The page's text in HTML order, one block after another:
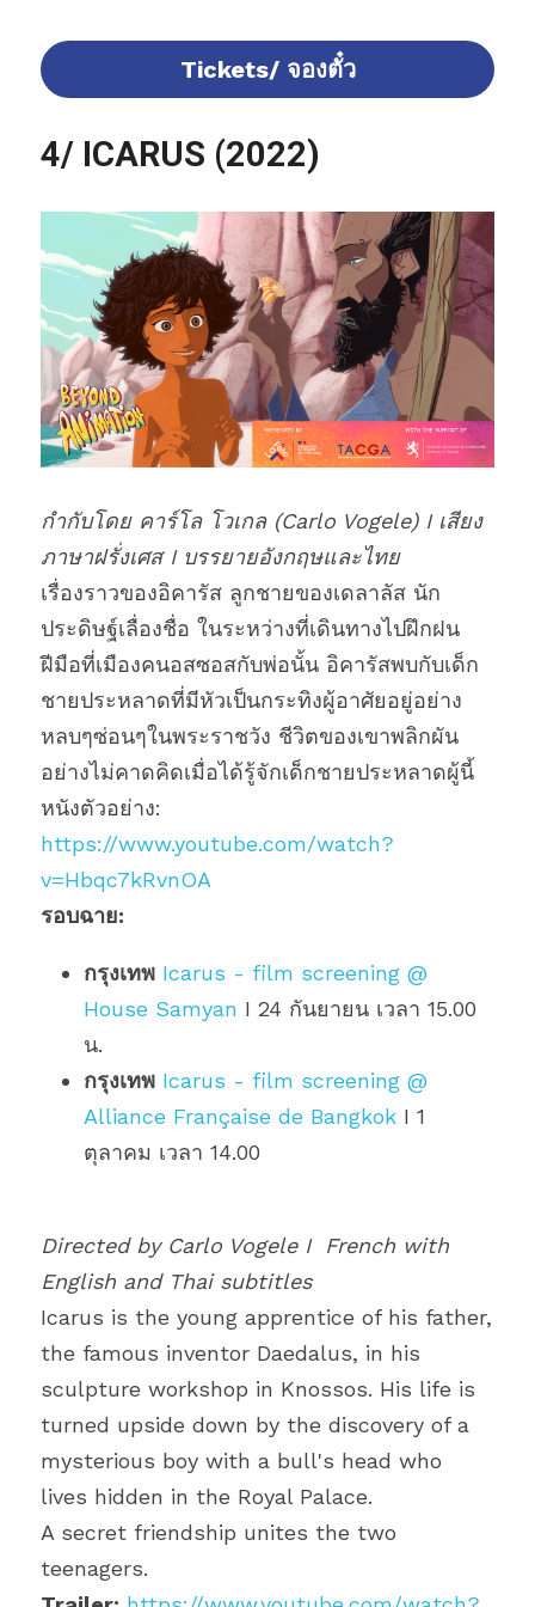
Tickets/ จองตั๋ว
4/ ICARUS (2022)
กำกับโดย คาร์โล โวเกล (Carlo Vogele) I เสียง
ภาษาฝรั่งเศส I บรรยายอังกฤษและไทย
เรื่องราวของอิคารัส ลูกชายของเดลาลัส นัก
ประดิษฐ์เลื่องชื่อ ในระหว่างที่เดินทางไปฝึกฝน
ฝีมือที่เมืองคนอสซอสกับพ่อนั้น อิคารัสพบกับเด็ก
ชายประหลาดที่มีหัวเป็นกระทิงผู้อาศัยอยู่อย่าง
หลบๆซ่อนๆในพระราชวัง ชีวิตของเขาพลิกผัน
อย่างไม่คาดคิดเมื่อได้รู้จักเด็กชายประหลาดผู้นี้
https://www.youtube.com/watch?
v=Hbqc7kRvnOA
รอบฉาย:
กรุงเทพ Icarus - film screening @
House Samyan I 24 กันยายน เวลา 15.00
น.
กรุงเทพ Icarus - film screening @
Alliance Française de Bangkok I 1
ตุลาคม เวลา 14.00
Directed by Carlo Vogele I French with
English and Thai subtitles
Icarus is the young apprentice of his father,
the famous inventor Daedalus, in his
sculpture workshop in Knossos. His life is
turned upside down by the discovery of a
mysterious boy with a bull's head who
lives hidden in the Royal Palace.
A secret friendship unites the two
teenagers.